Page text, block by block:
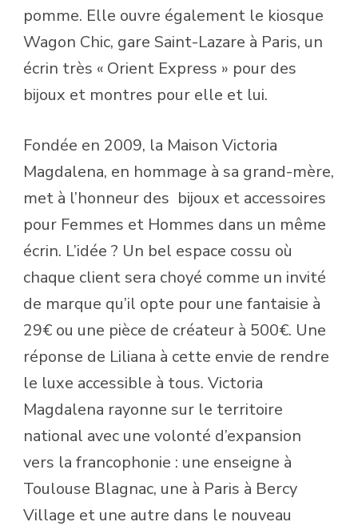
pomme. Elle ouvre également le kiosque
Wagon Chic, gare Saint-Lazare à Paris, un
écrin très « Orient Express » pour des
bijoux et montres pour elle et lui.
Fondée en 2009, la Maison Victoria
Magdalena, en hommage à sa grand-mère,
met à l’honneur des bijoux et accessoires
pour Femmes et Hommes dans un même
écrin. L’idée ? Un bel espace cossu où
chaque client sera choyé comme un invité
de marque qu’il opte pour une fantaisie à
29€ ou une pièce de créateur à 500€. Une
réponse de Liliana à cette envie de rendre
le luxe accessible à tous. Victoria
Magdalena rayonne sur le territoire
national avec une volonté d’expansion
vers la francophonie : une enseigne à
Toulouse Blagnac, une à Paris à Bercy
Village et une autre dans le nouveau